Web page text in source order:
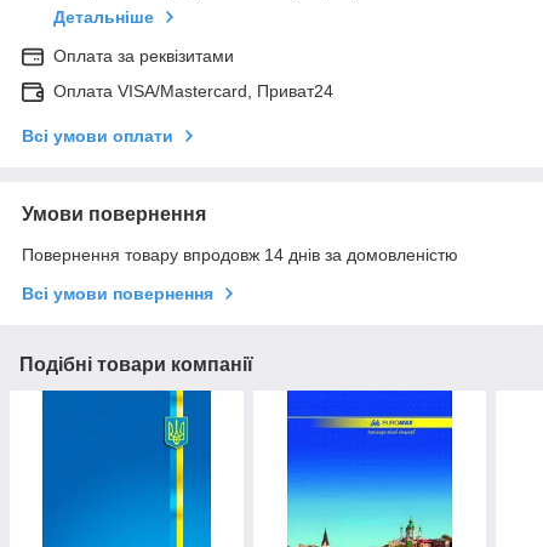
Детальніше
Оплата за реквізитами
Оплата VISA/Mastercard, Приват24
Всі умови оплати
Умови повернення
Повернення товару впродовж 14 днів за домовленістю
Всі умови повернення
Подібні товари компанії